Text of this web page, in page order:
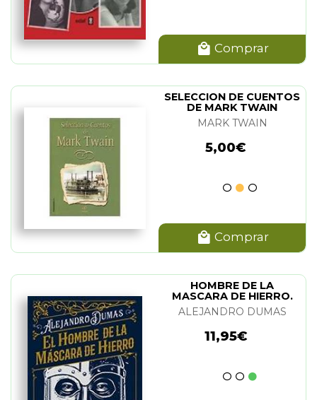
Comprar
SELECCION DE CUENTOS
DE MARK TWAIN
MARK TWAIN
5,00€
Comprar
HOMBRE DE LA
MASCARA DE HIERRO.
EL (PIEL)
ALEJANDRO DUMAS
11,95€